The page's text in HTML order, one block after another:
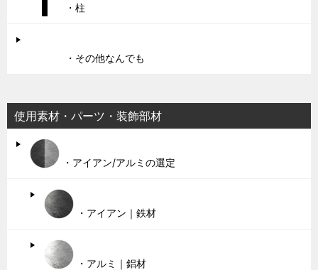
・柱
・その他なんでも
使用素材・パーツ・装飾部材
・アイアン/アルミの選定
・アイアン｜鉄材
・アルミ｜鋁材